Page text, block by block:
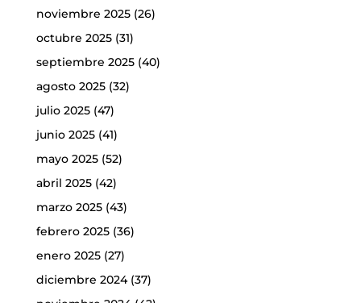
noviembre 2025(26)
octubre 2025(31)
septiembre 2025(40)
agosto 2025(32)
julio 2025(47)
junio 2025(41)
mayo 2025(52)
abril 2025(42)
marzo 2025(43)
febrero 2025(36)
enero 2025(27)
diciembre 2024(37)